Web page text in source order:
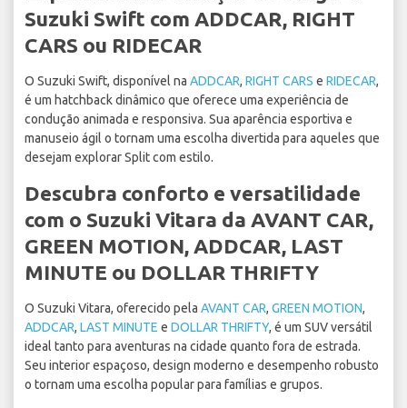
Suzuki Swift com ADDCAR, RIGHT
CARS ou RIDECAR
O Suzuki Swift, disponível na ADDCAR, RIGHT CARS e RIDECAR,
é um hatchback dinâmico que oferece uma experiência de
condução animada e responsiva. Sua aparência esportiva e
manuseio ágil o tornam uma escolha divertida para aqueles que
desejam explorar Split com estilo.
Descubra conforto e versatilidade
com o Suzuki Vitara da AVANT CAR,
GREEN MOTION, ADDCAR, LAST
MINUTE ou DOLLAR THRIFTY
O Suzuki Vitara, oferecido pela AVANT CAR, GREEN MOTION,
ADDCAR, LAST MINUTE e DOLLAR THRIFTY, é um SUV versátil
ideal tanto para aventuras na cidade quanto fora de estrada.
Seu interior espaçoso, design moderno e desempenho robusto
o tornam uma escolha popular para famílias e grupos.